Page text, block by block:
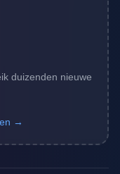
duizenden nieuwe
→